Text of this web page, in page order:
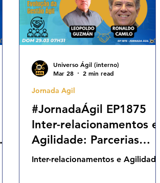
#JornadaÁgil EP1875
Inter-relacionamentos e
Agilidade: Parcerias
entre Práticas na
Inter-relacionamentos e Agilidade
Jornada Agil
Universo Ágil (interno)
Mar 28
2 min read